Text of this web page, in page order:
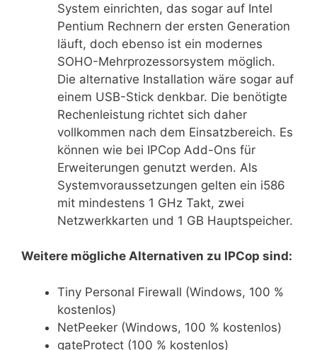
System einrichten, das sogar auf Intel
Pentium Rechnern der ersten Generation
läuft, doch ebenso ist ein modernes
SOHO-Mehrprozessorsystem möglich.
Die alternative Installation wäre sogar auf
einem USB-Stick denkbar. Die benötigte
Rechenleistung richtet sich daher
vollkommen nach dem Einsatzbereich. Es
können wie bei IPCop Add-Ons für
Erweiterungen genutzt werden. Als
Systemvoraussetzungen gelten ein i586
mit mindestens 1 GHz Takt, zwei
Netzwerkkarten und 1 GB Hauptspeicher.
Weitere mögliche Alternativen zu IPCop sind:
Tiny Personal Firewall (Windows, 100 %
kostenlos)
NetPeeker (Windows, 100 % kostenlos)
gateProtect (100 % kostenlos)